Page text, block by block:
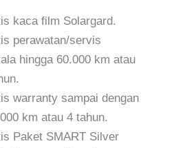
kaca film Solargard.
perawatan/servis
hingga 60.000 km atau
warranty sampai dengan
km atau 4 tahun.
Paket SMART Silver